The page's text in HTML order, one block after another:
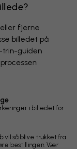
fjerne
billedet på
trin-guiden
i billedet for
vil så blive trukket fra
bestillingen. Vær